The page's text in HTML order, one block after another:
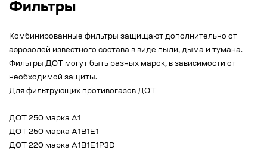
Фильтры
Комбинированные фильтры защищают дополнительно от
аэрозолей известного состава в виде пыли, дыма и тумана.
Фильтры ДОТ могут быть разных марок, в зависимости от
необходимой защиты.
Для фильтрующих противогазов ДОТ
ДОТ 250 марка А1
ДОТ 250 марка А1В1Е1
ДОТ 220 марка А1В1Е1Р3D